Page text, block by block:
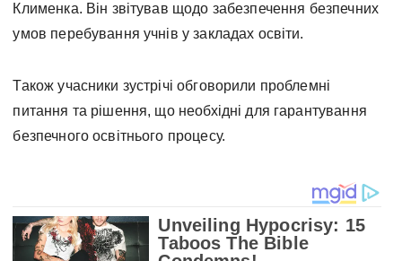
Клименка. Він звітував щодо забезпечення безпечних
умов перебування учнів у закладах освіти.
Також учасники зустрічі обговорили проблемні
питання та рішення, що необхідні для гарантування
безпечного освітнього процесу.